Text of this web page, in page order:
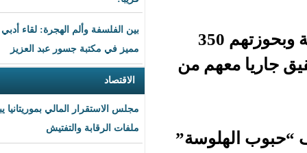
بين الفلسفة وألم الهجرة: لقاء أدبي
مميز في مكتبة جسور عبد العزيز
مجلس الاستقرار المالي بموريتانيا يبحث
ملفات الرقابة والتفتيش
وأضافت الشرطة في إيجاز، أنه تم ضبط أفراد العصابة وبحوزتهم 350
من